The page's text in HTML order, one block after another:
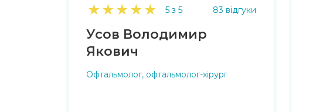
★★★★★ 5 з 5 83 відгуки
Усов Володимир
Якович
Офтальмолог, офтальмолог-хірург